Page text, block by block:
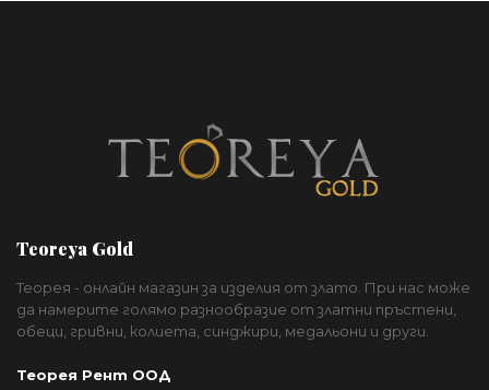
Teoreya Gold
Теорея - онлайн магазин за изделия от злато. При нас може
да намерите голямо разнообразие от златни пръстени,
обеци, гривни, колиета, синджири, медальони и други.
Теорея Рент ООД